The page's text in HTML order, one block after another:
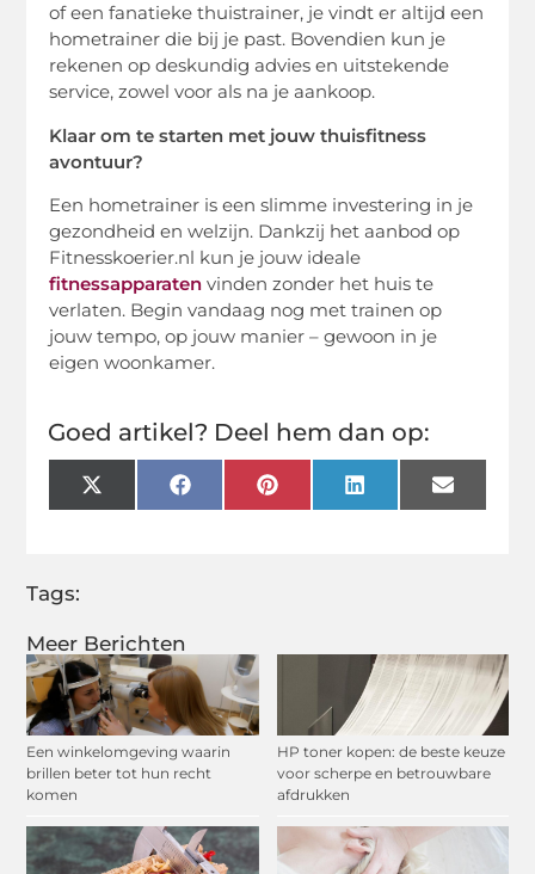
Meer Berichten
Een winkelomgeving waarin
brillen beter tot hun recht
komen
HP toner kopen: de beste keuze
voor scherpe en betrouwbare
afdrukken
of een fanatieke thuistrainer, je vindt er altijd een
hometrainer die bij je past. Bovendien kun je
rekenen op deskundig advies en uitstekende
service, zowel voor als na je aankoop.
Klaar om te starten met jouw thuisfitness
avontuur?
Een hometrainer is een slimme investering in je
gezondheid en welzijn. Dankzij het aanbod op
Fitnesskoerier.nl kun je jouw ideale
fitnessapparaten vinden zonder het huis te
verlaten. Begin vandaag nog met trainen op
jouw tempo, op jouw manier – gewoon in je
eigen woonkamer.
Goed artikel? Deel hem dan op:
X
(Twitter)
FacebookPinterestLinkedInEmail
Tags: